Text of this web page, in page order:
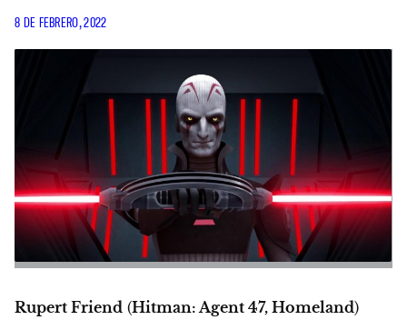
8 DE FEBRERO, 2022
Rupert Friend (Hitman: Agent 47, Homeland)